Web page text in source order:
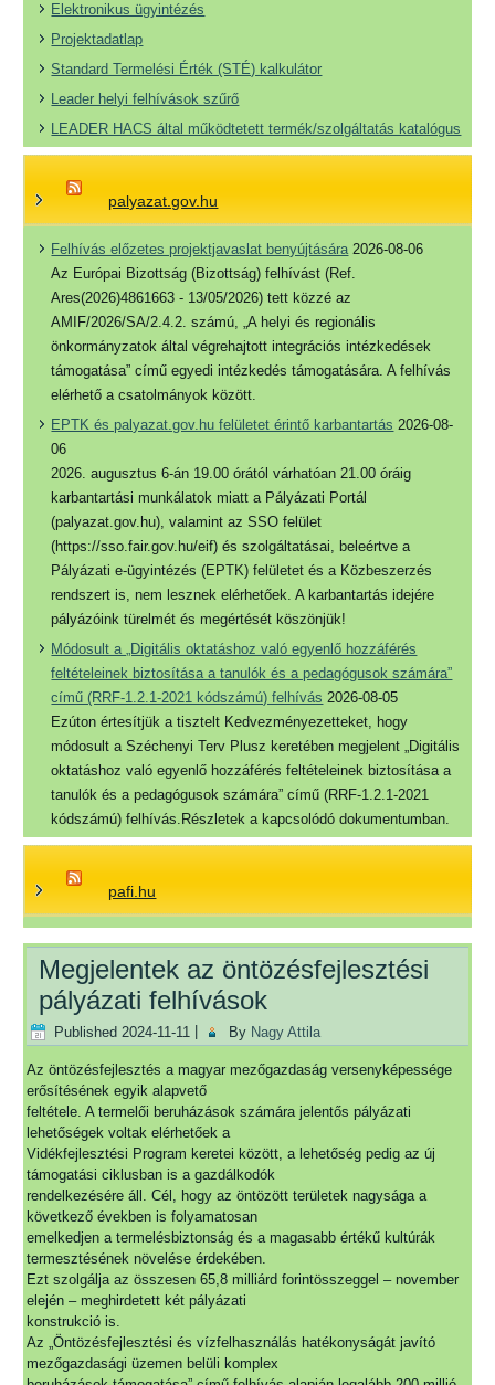
Elektronikus ügyintézés
Projektadatlap
Standard Termelési Érték (STÉ) kalkulátor
Leader helyi felhívások szűrő
LEADER HACS által működtetett termék/szolgáltatás katalógus
palyazat.gov.hu
Felhívás előzetes projektjavaslat benyújtására 2026-08-06
Az Európai Bizottság (Bizottság) felhívást (Ref.
Ares(2026)4861663 - 13/05/2026) tett közzé az
AMIF/2026/SA/2.4.2. számú, „A helyi és regionális
önkormányzatok által végrehajtott integrációs intézkedések
támogatása” című egyedi intézkedés támogatására. A felhívás
elérhető a csatolmányok között.
EPTK és palyazat.gov.hu felületet érintő karbantartás 2026-08-
06
2026. augusztus 6-án 19.00 órától várhatóan 21.00 óráig
karbantartási munkálatok miatt a Pályázati Portál
(palyazat.gov.hu), valamint az SSO felület
(https://sso.fair.gov.hu/eif) és szolgáltatásai, beleértve a
Pályázati e-ügyintézés (EPTK) felületet és a Közbeszerzés
rendszert is, nem lesznek elérhetőek. A karbantartás idejére
pályázóink türelmét és megértését köszönjük!
Módosult a „Digitális oktatáshoz való egyenlő hozzáférés
feltételeinek biztosítása a tanulók és a pedagógusok számára”
című (RRF-1.2.1-2021 kódszámú) felhívás 2026-08-05
Ezúton értesítjük a tisztelt Kedvezményezetteket, hogy
módosult a Széchenyi Terv Plusz keretében megjelent „Digitális
oktatáshoz való egyenlő hozzáférés feltételeinek biztosítása a
tanulók és a pedagógusok számára” című (RRF-1.2.1-2021
kódszámú) felhívás.Részletek a kapcsolódó dokumentumban.
pafi.hu
Megjelentek az öntözésfejlesztési
pályázati felhívások
Published 2024-11-11 By Nagy Attila
Az öntözésfejlesztés a magyar mezőgazdaság versenyképessége
erősítésének egyik alapvető
feltétele. A termelői beruházások számára jelentős pályázati
lehetőségek voltak elérhetőek a
Vidékfejlesztési Program keretei között, a lehetőség pedig az új
támogatási ciklusban is a gazdálkodók
rendelkezésére áll. Cél, hogy az öntözött területek nagysága a
következő években is folyamatosan
emelkedjen a termelésbiztonság és a magasabb értékű kultúrák
termesztésének növelése érdekében.
Ezt szolgálja az összesen 65,8 milliárd forintösszeggel – november
elején – meghirdetett két pályázati
konstrukció is.
Az „Öntözésfejlesztési és vízfelhasználás hatékonyságát javító
mezőgazdasági üzemen belüli komplex